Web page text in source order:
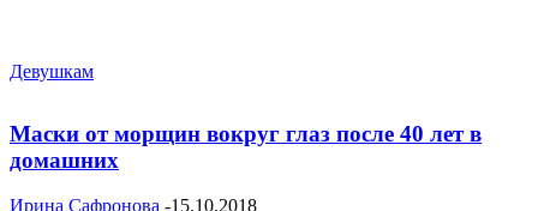
Девушкам
Маски от морщин вокруг глаз после 40 лет в
домашних
Ирина Сафронова -15.10.2018